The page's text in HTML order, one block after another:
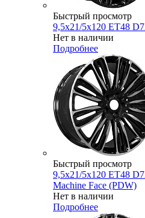
Быстрый просмотр
9,5x21/5x120 ET48
Нет в наличии
Подробнее
Быстрый просмотр
9,5x21/5x120 ET48
Machine Face (PDW)
Нет в наличии
Подробнее